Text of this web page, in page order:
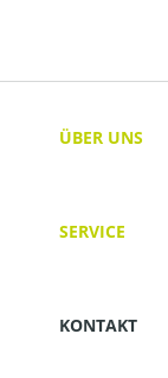
ÜBER UNS
SERVICE
KONTAKT